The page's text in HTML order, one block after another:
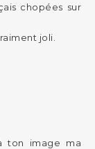
chopées sur
joli.
ton image ma